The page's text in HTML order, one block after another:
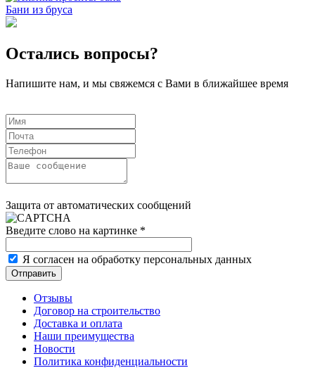
Бани из бруса
Остались вопросы?
Напишите нам, и мы свяжемся с Вами в ближайшее время
Защита от автоматических сообщений
Введите слово на картинке *
Я согласен на обработку персональных данных
Отзывы
Договор на строительство
Доставка и оплата
Наши преимущества
Новости
Политика конфиденциальности